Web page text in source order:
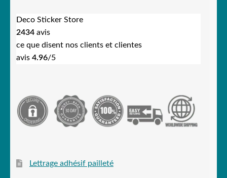
Deco Sticker Store
2434 avis
ce que disent nos clients et clientes
avis 4.96/5
Lettrage adhésif pailleté